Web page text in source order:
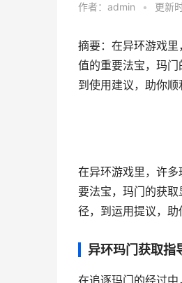
作者： admin • 更新
摘要：在异环游戏
值的重要法宝，玛门
到使用建议，助你
在异环游戏里，许
要法宝，玛门的获
径，到运用提议，助
异环玛门获取指